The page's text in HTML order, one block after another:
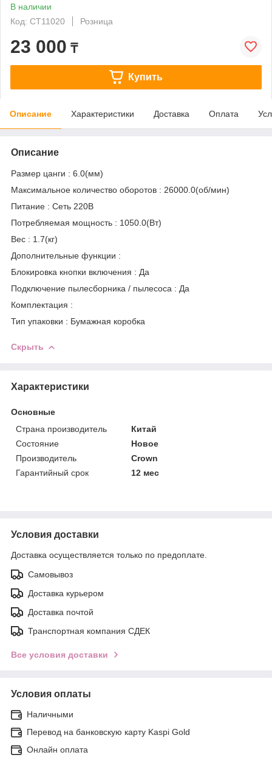
В наличии
Код: СТ11020
Розница
23 000 ₸
Купить
Описание Характеристики Доставка Оплата
Описание
Размер цанги : 6.0(мм)
Максимальное количество оборотов : 26000.0(об/мин)
Питание : Сеть 220В
Потребляемая мощность : 1050.0(Вт)
Вес : 1.7(кг)
Дополнительные функции :
Блокировка кнопки включения : Да
Подключение пылесборника / пылесоса : Да
Комплектация :
Тип упаковки : Бумажная коробка
Скрыть
Характеристики
Основные
Страна производитель
Китай
Состояние
Новое
Производитель
Crown
Гарантийный срок
12 мес
Условия доставки
Доставка осуществляется только по предоплате.
Самовывоз
Доставка курьером
Доставка почтой
Транспортная компания СДЕК
Все условия доставки
Условия оплаты
Наличными
Перевод на банковскую карту Kaspi Gold
Онлайн оплата